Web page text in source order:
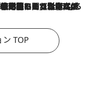
サーチャージ料の高値が続いている」ホルムズ海峡封鎖による影響はいつまで続く？《エネルギー専門家に聞く“どうなる日本の暮らし”》
TOP